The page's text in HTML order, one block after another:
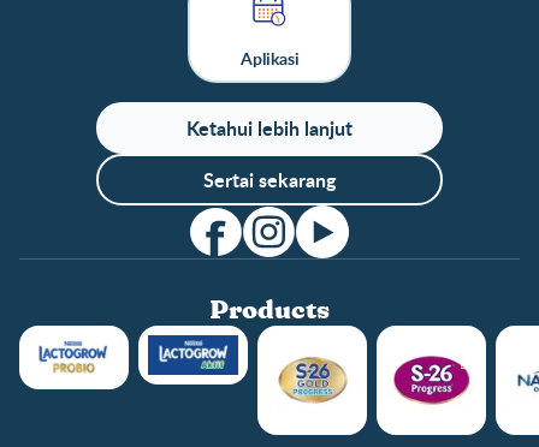
Aplikasi
Ketahui lebih lanjut
Sertai sekarang
Products